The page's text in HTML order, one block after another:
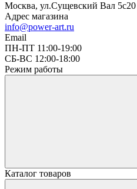
Москва, ул.Сущевский Вал 5с20
Адрес магазина
info@power-art.ru
Email
ПН-ПТ 11:00-19:00
СБ-ВС 12:00-18:00
Режим работы
Каталог товаров